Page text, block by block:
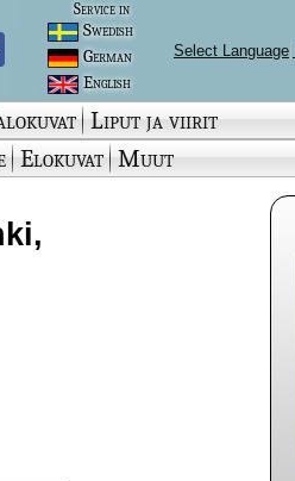
Service in
Swedish
German
English
Select Language
Liput ja viirit
Elokuvat Muut